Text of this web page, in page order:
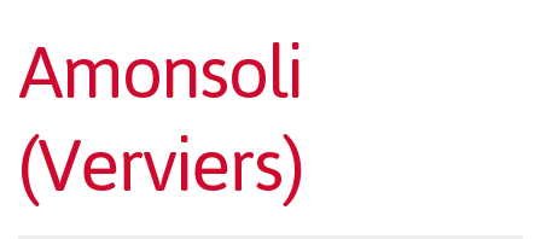
Amonsoli
(Verviers)